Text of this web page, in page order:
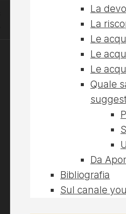
La
La
Le
Le
Le
Quale
Da
Bibliografia
Sul canale